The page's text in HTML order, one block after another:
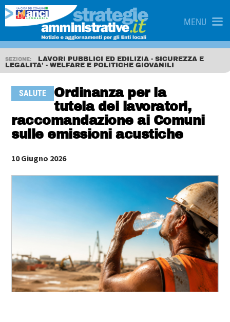
MENU
SEZIONE:
LAVORI PUBBLICI ED EDILIZIA - SICUREZZA E
LEGALITA' - WELFARE E POLITICHE GIOVANILI
SALUTE
Ordinanza per la
tutela dei lavoratori,
raccomandazione ai Comuni
sulle emissioni acustiche
10 Giugno 2026